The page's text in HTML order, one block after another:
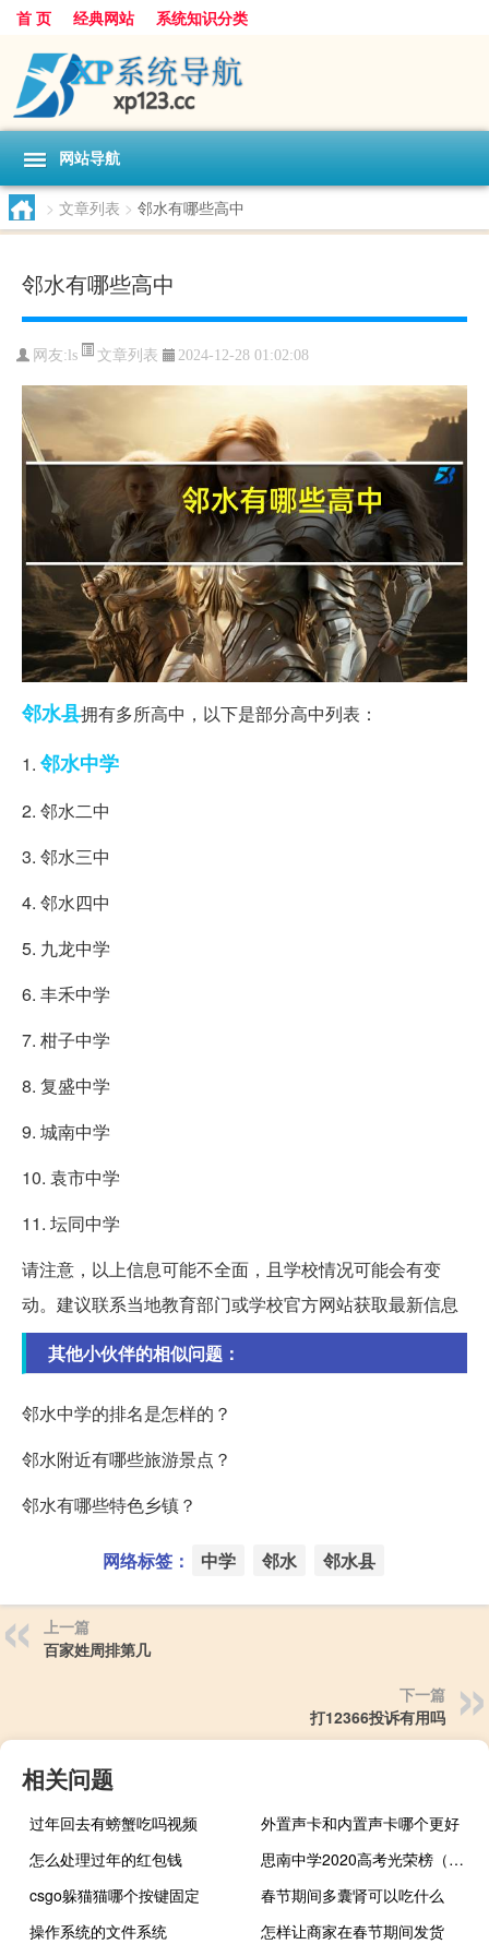
首 页 经典网站 系统知识分类
网站导航
> 文章列表 > 邻水有哪些高中
邻水有哪些高中
网友: ls 文章列表 2024-12-28 01:02:08
邻水县拥有多所高中，以下是部分高中列表：
1. 邻水中学
2. 邻水二中
3. 邻水三中
4. 邻水四中
5. 九龙中学
6. 丰禾中学
7. 柑子中学
8. 复盛中学
9. 城南中学
10. 袁市中学
11. 坛同中学
请注意，以上信息可能不全面，且学校情况可能会有变
动。建议联系当地教育部门或学校官方网站获取最新信息
其他小伙伴的相似问题：
邻水中学的排名是怎样的？
邻水附近有哪些旅游景点？
邻水有哪些特色乡镇？
网络标签： 中学 邻水 邻水县
上一篇
百家姓周排第几
下一篇
打12366投诉有用吗
相关问题
过年回去有螃蟹吃吗视频
外置声卡和内置声卡哪个更好
怎么处理过年的红包钱
思南中学2020高考光荣榜（思南中学）
csgo躲猫猫哪个按键固定
春节期间多囊肾可以吃什么
操作系统的文件系统
怎样让商家在春节期间发货